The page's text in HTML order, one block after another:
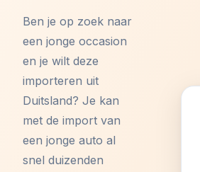
Ben je op zoek naar
een jonge occasion
en je wilt deze
importeren uit
Duitsland? Je kan
met de import van
een jonge auto al
snel duizenden